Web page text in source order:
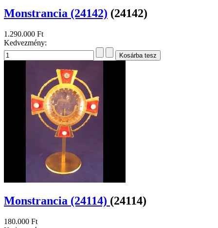
Monstrancia (24142) (24142)
1.290.000 Ft
Kedvezmény:
Monstrancia (24114) (24114)
180.000 Ft